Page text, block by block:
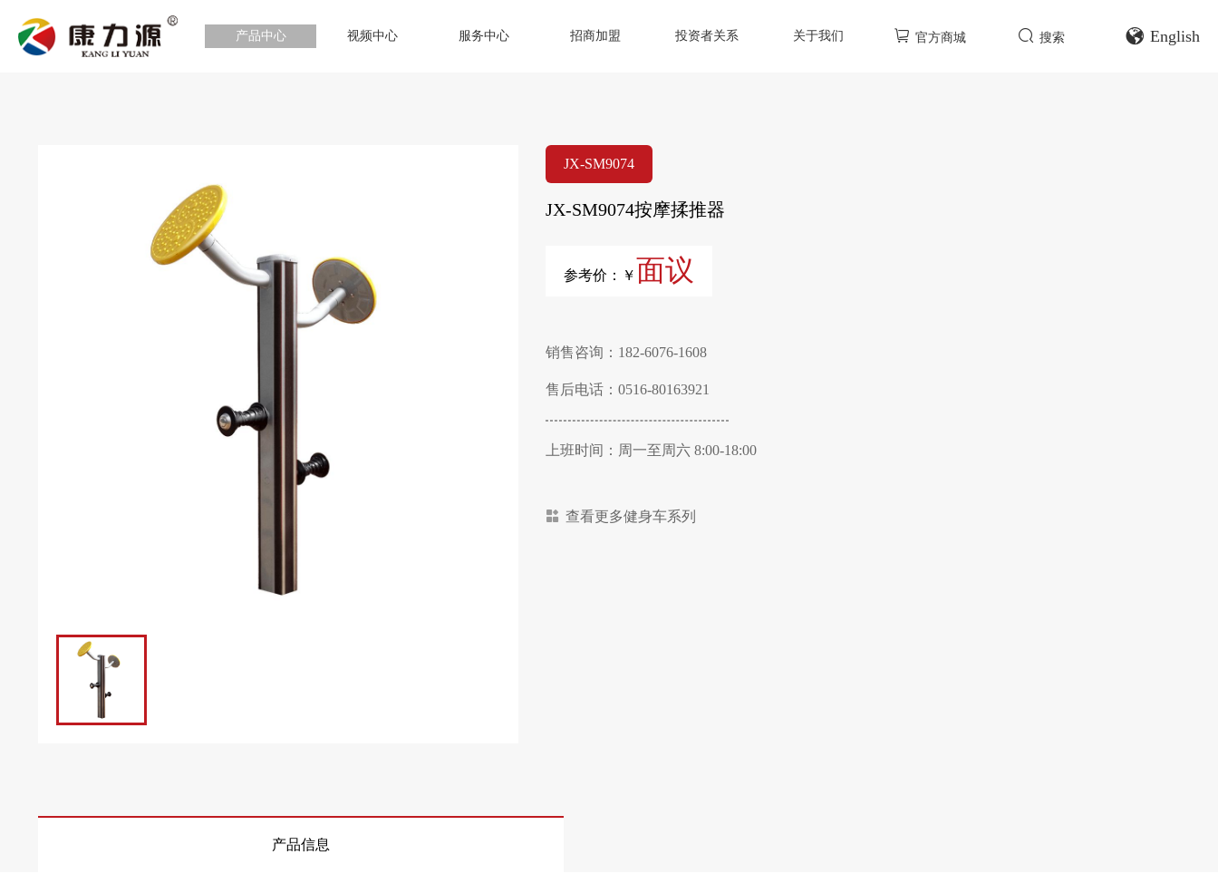
产品中心 视频中心 服务中心 招商加盟 投资者关系 关于我们 官方商城 搜索 English
JX-SM9074
JX-SM9074按摩揉推器
参考价：￥面议
销售咨询：182-6076-1608
售后电话：0516-80163921
上班时间：周一至周六 8:00-18:00
查看更多健身车系列
产品信息